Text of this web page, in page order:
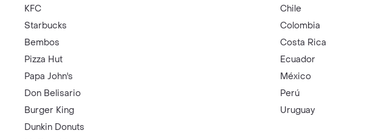
KFC
Starbucks
Bembos
Pizza Hut
Papa John's
Don Belisario
Burger King
Dunkin Donuts
Chile
Colombia
Costa Rica
Ecuador
México
Perú
Uruguay